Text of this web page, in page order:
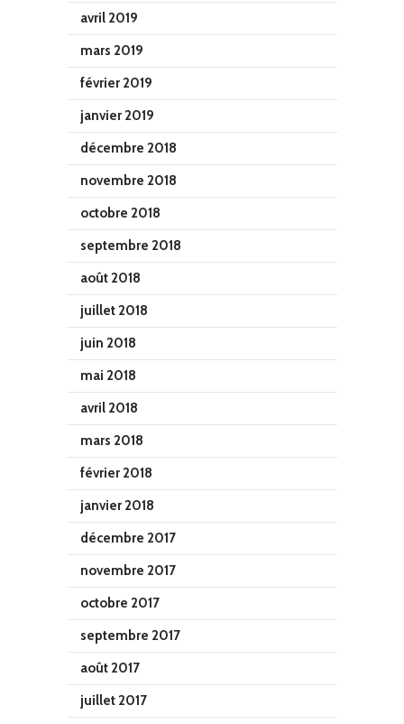
avril 2019
mars 2019
février 2019
janvier 2019
décembre 2018
novembre 2018
octobre 2018
septembre 2018
août 2018
juillet 2018
juin 2018
mai 2018
avril 2018
mars 2018
février 2018
janvier 2018
décembre 2017
novembre 2017
octobre 2017
septembre 2017
août 2017
juillet 2017